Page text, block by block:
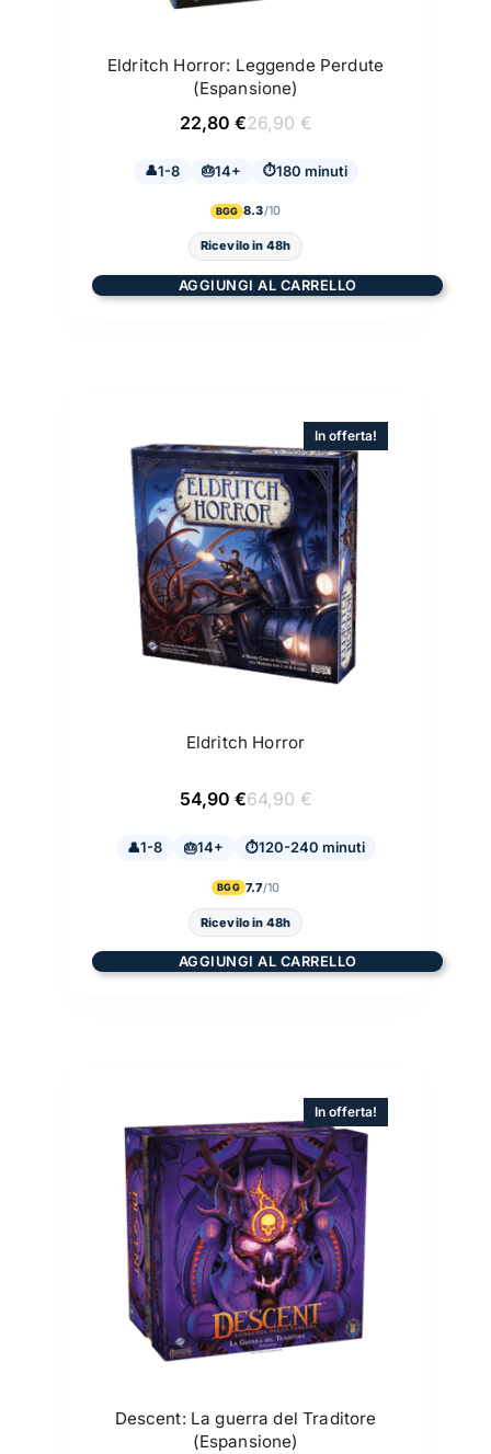
Eldritch Horror: Leggende Perdute
(Espansione)
26,90 €
Il
prezzo
era:
22,80 €Il
prezzo
1-8 14+ 180 minuti
BGG 8.3
Ricevilo in 48h
AGGIUNGI AL CARRELLO
In offerta!
Eldritch Horror
64,90 €
Il
prezzo
era:
54,90 €Il
prezzo
è:
1-8 14+ 120-240 minuti
BGG 7.7
Ricevilo in 48h
AGGIUNGI AL CARRELLO
In offerta!
Descent: La guerra del Traditore
(Espansione)